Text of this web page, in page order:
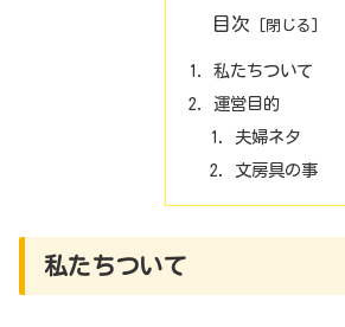
目次
私たちついて
運営目的
夫婦ネタ
文房具の事
私たちついて